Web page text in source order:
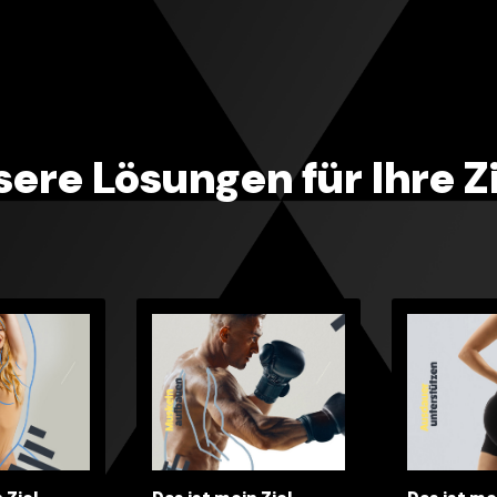
Lösungen für Ihre